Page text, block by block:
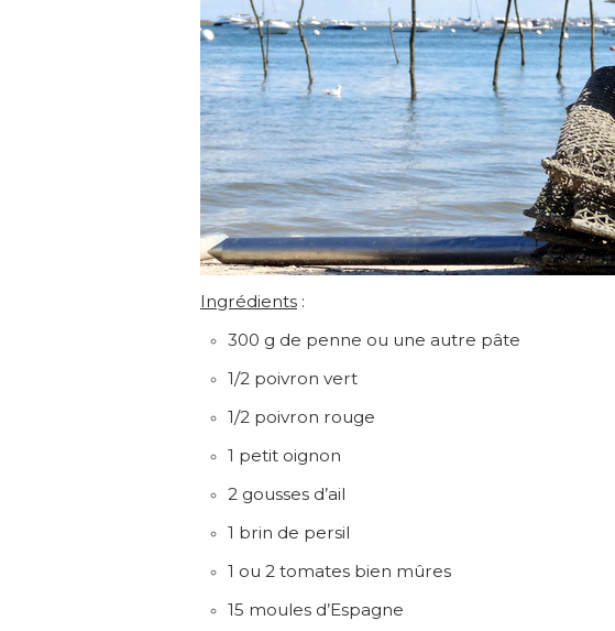
Ingrédients :
300 g de penne ou une autre pâte
1/2 poivron vert
1/2 poivron rouge
1 petit oignon
2 gousses d’ail
1 brin de persil
1 ou 2 tomates bien mûres
15 moules d’Espagne